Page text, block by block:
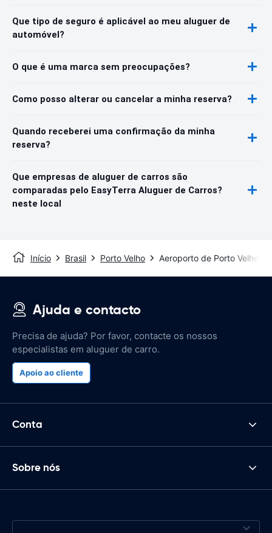
Que tipo de seguro é aplicável ao meu aluguer de
automóvel?
O que é uma marca sem preocupações?
Como posso alterar ou cancelar a minha reserva?
Quando receberei uma confirmação da minha
reserva?
Que empresas de aluguer de carros são
comparadas pelo EasyTerra Aluguer de Carros?
neste local
Início Brasil Porto Velho Aeroporto de Porto Velho
Ajuda e contacto
Precisa de ajuda? Por favor, contacte os nossos
especialistas em aluguer de carro.
Apoio ao cliente
Conta
Sobre nós